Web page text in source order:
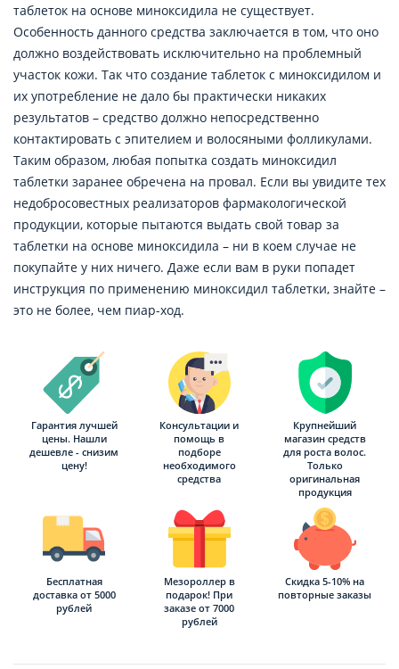
таблеток на основе миноксидила не существует.
Особенность данного средства заключается в том, что оно
должно воздействовать исключительно на проблемный
участок кожи. Так что создание таблеток с миноксидилом и
их употребление не дало бы практически никаких
результатов – средство должно непосредственно
контактировать с эпителием и волосяными фолликулами.
Таким образом, любая попытка создать миноксидил
таблетки заранее обречена на провал. Если вы увидите тех
недобросовестных реализаторов фармакологической
продукции, которые пытаются выдать свой товар за
таблетки на основе миноксидила – ни в коем случае не
покупайте у них ничего. Даже если вам в руки попадет
инструкция по применению миноксидил таблетки, знайте –
это не более, чем пиар-ход.
Гарантия лучшей
цены. Нашли
дешевле - снизим
цену!
Консультации и
помощь в
подборе
необходимого
средства
Крупнейший
магазин средств
для роста волос.
Только
оригинальная
продукция
Бесплатная
доставка от 5000
рублей
Мезороллер в
подарок! При
заказе от 7000
рублей
Скидка 5-10% на
повторные заказы